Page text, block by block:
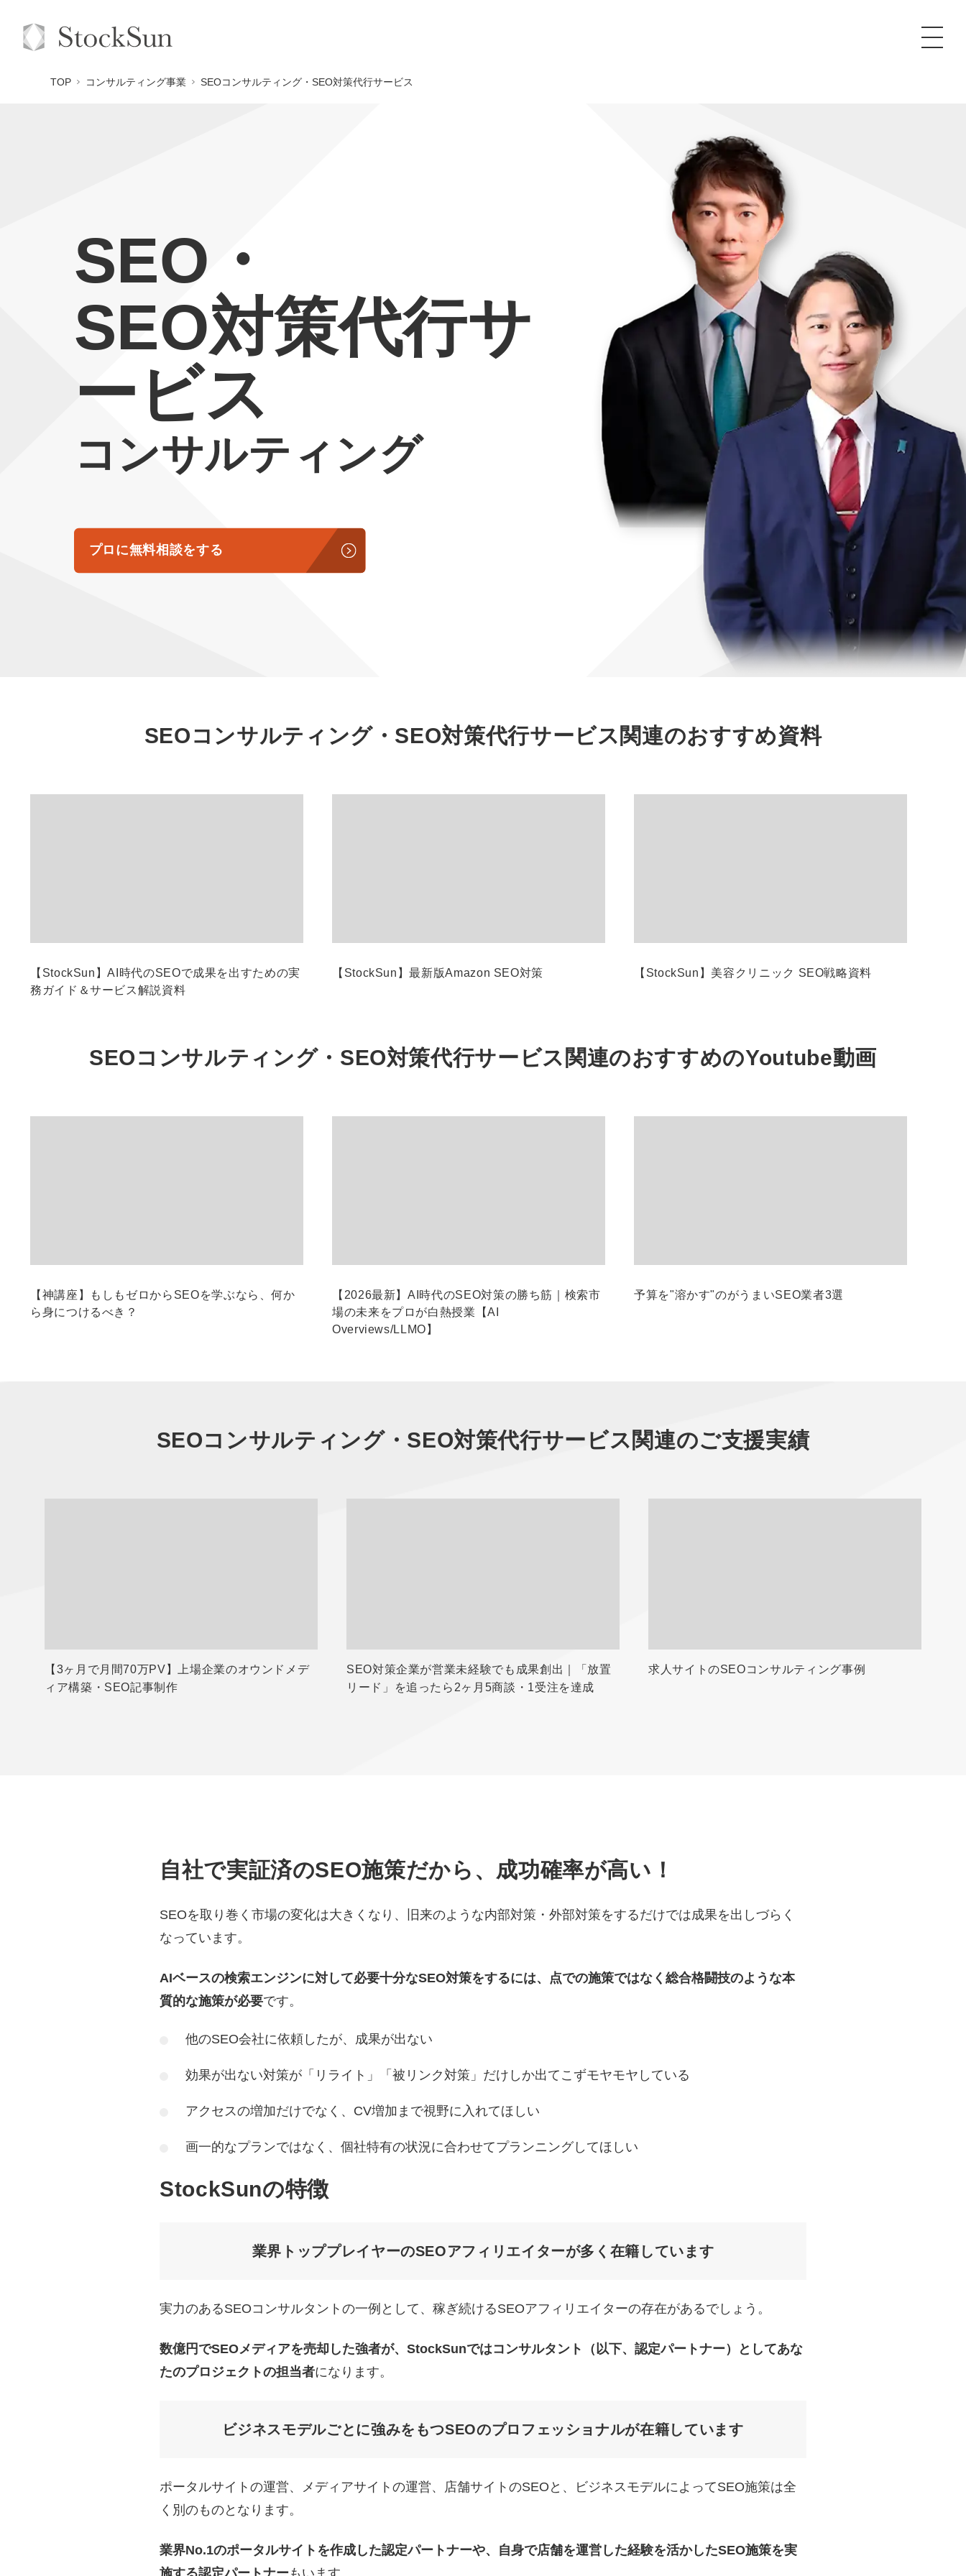
コンサルタント一覧
品質ガイドライン
社内コンペ
定額制Webマーケティング代行『マキトルくん』
定額制営業代行『カリトルくん』
定額制採用代行・RPO『トルトルくん』
営業改善特化の動画制作『動画でカリトルくん』
定額LINE運用代行『LINEマキトルくん』
格安でAI導入支援『あいのりAI』
拡散付1日密着動画制作『まるごと社長』
1本無料で記事を制作『SEOトライアル』
定額制LP制作・改善『最強LP』
採用YouTubeチャンネル構築『トリトル』
料金表 広告運用
YouTubeディレクター
代表メッセージ（岩野圭佑）
取締役メッセージ（株本祐己）
業務委託
動画ディレクター
常勤監査役
募集要項一覧
TOP コンサルティング事業 SEOコンサルティング・SEO対策代行サービス
SEO・
SEO対策代行サ
ービス
コンサルティング
プロに無料相談をする
SEOコンサルティング・SEO対策代行サービス 関連のおすすめ資料
【StockSun】AI時代のSEOで成果を出すための実
務ガイド＆サービス解説資料
【StockSun】最新版Amazon SEO対策 【StockSun】美容クリニック SEO戦略資料
SEOコンサルティング・SEO対策代行サービス関連のおすすめのYoutube動画
【神講座】もしもゼロからSEOを学ぶなら、何か
ら身につけるべき？
【2026最新】AI時代のSEO対策の勝ち筋｜検索市
場の未来をプロが白熱授業【AI
Overviews/LLMO】
予算を"溶かす"のがうまいSEO業者3選
SEOコンサルティング・SEO対策代行サービス 関連のご支援実績
【3ヶ月で月間70万PV】上場企業のオウンドメデ
ィア構築・SEO記事制作
SEO対策企業が営業未経験でも成果創出｜「放置
リード」を追ったら2ヶ月5商談・1受注を達成
求人サイトのSEOコンサルティング事例
自社で実証済のSEO施策だから、成功確率が高い！
SEOを取り巻く市場の変化は大きくなり、旧来のような内部対策・外部対策をするだけでは成果を出しづらく
なっています。
AIベースの検索エンジンに対して必要十分なSEO対策をするには、点での施策ではなく総合格闘技のような本
質的な施策が必要です。
他のSEO会社に依頼したが、成果が出ない
効果が出ない対策が「リライト」「被リンク対策」だけしか出てこずモヤモヤしている
アクセスの増加だけでなく、CV増加まで視野に入れてほしい
画一的なプランではなく、個社特有の状況に合わせてプランニングしてほしい
StockSunの特徴
業界トッププレイヤーのSEOアフィリエイターが多く在籍しています
実力のあるSEOコンサルタントの一例として、稼ぎ続けるSEOアフィリエイターの存在があるでしょう。
数億円でSEOメディアを売却した強者が、StockSunではコンサルタント（以下、認定パートナー）としてあな
たのプロジェクトの担当者になります。
ビジネスモデルごとに強みをもつSEOのプロフェッショナルが在籍しています
ポータルサイトの運営、メディアサイトの運営、店舗サイトのSEOと、ビジネスモデルによってSEO施策は全
く別のものとなります。
業界No.1のポータルサイトを作成した認定パートナーや、自身で店舗を運営した経験を活かしたSEO施策を実
施する認定パートナーもいます。